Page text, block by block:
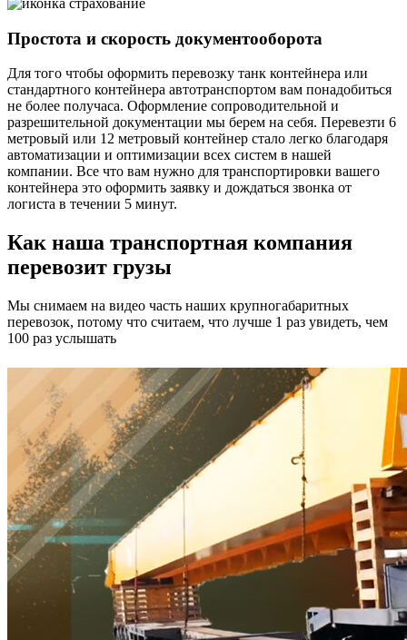
Простота и скорость документооборота
Для того чтобы оформить перевозку танк контейнера или
стандартного контейнера автотранспортом вам понадобиться
не более получаса. Оформление сопроводительной и
разрешительной документации мы берем на себя. Перевезти 6
метровый или 12 метровый контейнер стало легко благодаря
автоматизации и оптимизации всех систем в нашей
компании. Все что вам нужно для транспортировки вашего
контейнера это оформить заявку и дождаться звонка от
логиста в течении 5 минут.
Как наша транспортная компания
перевозит грузы
Мы снимаем на видео часть наших крупногабаритных
перевозок, потому что считаем, что лучше 1 раз увидеть, чем
100 раз услышать